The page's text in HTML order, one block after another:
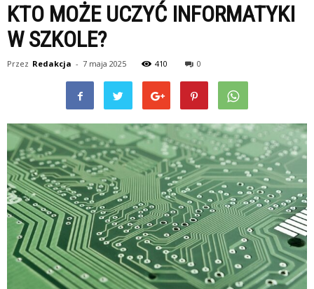
KTO MOŻE UCZYĆ INFORMATYKI
W SZKOLE?
Przez Redakcja - 7 maja 2025 410 0